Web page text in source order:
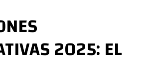
M
e
c
h 2025: EL